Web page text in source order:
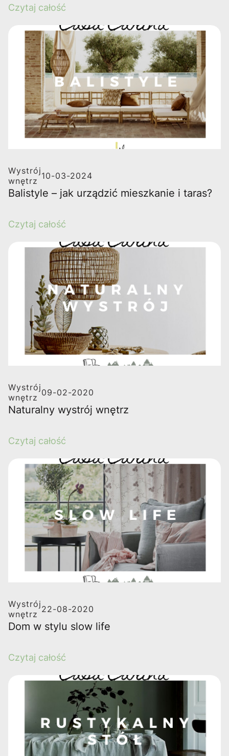
Czytaj całość
Wystrój
wnętrz 10-03-2024
Balistyle – jak urządzić mieszkanie i taras?
Czytaj całość
Wystrój
wnętrz 09-02-2020
Naturalny wystrój wnętrz
Czytaj całość
Wystrój
wnętrz 22-08-2020
Dom w stylu slow life
Czytaj całość